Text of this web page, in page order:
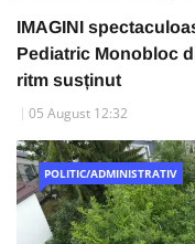
IMAGINI
Pediatric Monobloc
ritm susținut
05 August 12:32
POLITIC/ADMINISTRATIV